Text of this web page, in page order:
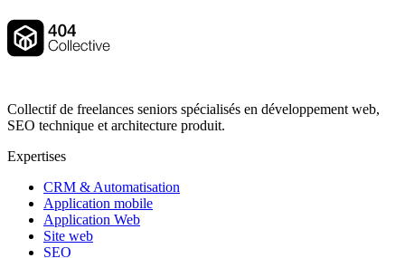
Collectif de freelances seniors spécialisés en développement web,
SEO technique et architecture produit.
Expertises
CRM & Automatisation
Application mobile
Application Web
Site web
SEO